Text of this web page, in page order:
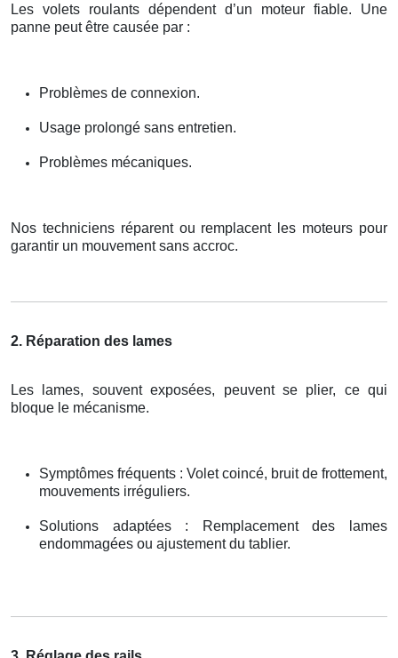
Les volets roulants dépendent d’un moteur fiable. Une
panne peut être causée par :
Problèmes de connexion.
Usage prolongé sans entretien.
Problèmes mécaniques.
Nos techniciens réparent ou remplacent les moteurs pour
garantir un mouvement sans accroc.
2. Réparation des lames
Les lames, souvent exposées, peuvent se plier, ce qui
bloque le mécanisme.
Symptômes fréquents : Volet coincé, bruit de frottement,
mouvements irréguliers.
Solutions adaptées : Remplacement des lames
endommagées ou ajustement du tablier.